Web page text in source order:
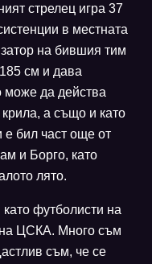
стрелец игра 37
в местната
на бившия тим
см и дава
може да действа
крила, а също и като
бил част още от
и Борго, като
лято.
футболисти на
ЦСКА. Много съм
съм, че се